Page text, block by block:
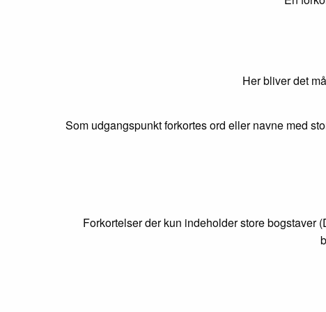
Her bliver det
Som udgangspunkt forkortes ord eller navne med
Forkortelser der kun indeholder store bogstaver